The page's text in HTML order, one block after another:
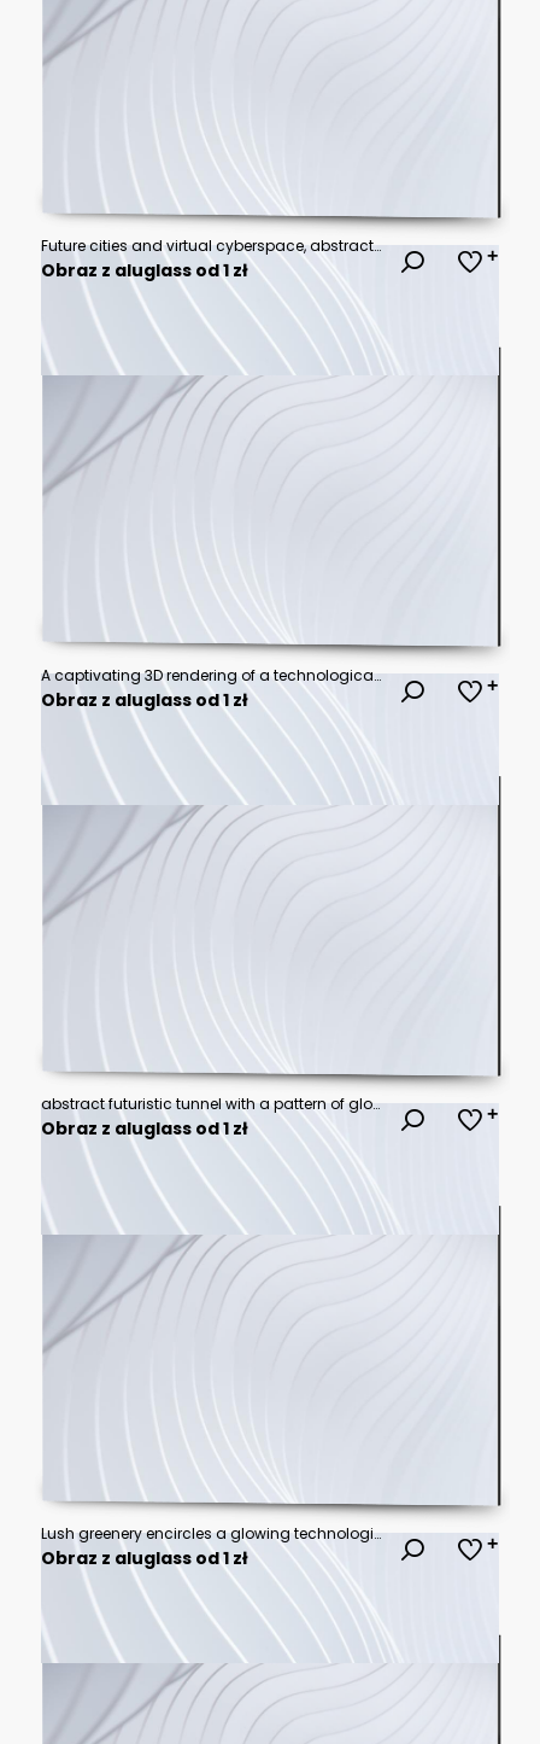
Future cities and virtual cyberspace, abstract technological concept background
Obraz z aluglass od 1 zł
A captivating 3D rendering of a technological infinity loop symbolizing continuous advancement and innovation.
Obraz z aluglass od 1 zł
abstract futuristic tunnel with a pattern of glowing blue and purple ovals creating a sense of depth and technological innovation
Obraz z aluglass od 1 zł
Lush greenery encircles a glowing technological interface
Obraz z aluglass od 1 zł